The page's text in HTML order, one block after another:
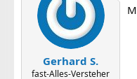
Gerhard S.
fast-Alles-Versteher